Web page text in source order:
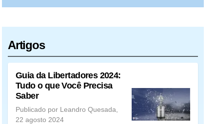
Artigos
Guia da Libertadores 2024:
Tudo o que Você Precisa
Saber
Publicado por Leandro Quesada,
22 agosto 2024